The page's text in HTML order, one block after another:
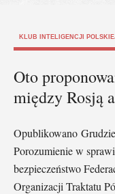
KLUB INTELIGENCJI
Oto
między Rosją
Opublikowano
Porozumienie w
bezpieczeństwo
Organizacji Traktatu